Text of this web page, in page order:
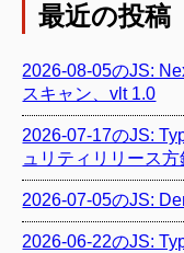
最近の投稿
2026-08-05のJS:
スキャン、vlt 1.0
2026-07-17のJS:
ュリティリリース方
2026-07-05のJS:
2026-06-22のJS: